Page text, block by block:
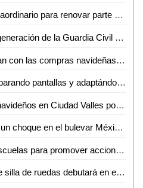
Inicia proceso electoral extraordinario para renovar parte del Poder Judicial Federal en SLP
241 alumnos de la tercera generación de la Guardia Civil Estatal, listos para integrarse a la Secretaría de Seguridad Pública
Madre de familia se preparan con las compras navideñas en Ciudad Valles
Fidel Cárdenas, 64 años reparando pantallas y adaptándose a la era digital
Bajan precios de artículos navideños en Ciudad Valles por bajas ventas
Solo daños materiales dejó un choque en el bulevar México-Laredo
SSPC de la Capital visita escuelas para promover acciones de educación vial
Equipo de Basquetbol sobre silla de ruedas debutará en el torneo local de Ciudad Valles